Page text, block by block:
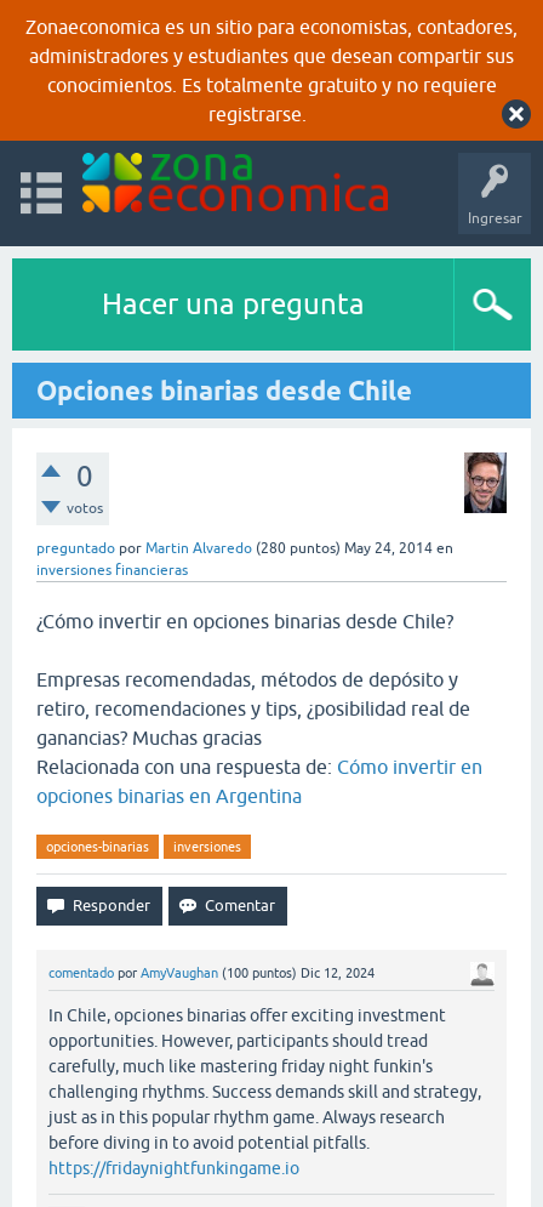
Zonaeconomica es un sitio para economistas, contadores,
administradores y estudiantes que desean compartir sus
conocimientos. Es totalmente gratuito y no requiere
registrarse.
Ingresar
Hacer una pregunta
Opciones binarias desde Chile
0
votos
preguntado por Martin Alvaredo (280 puntos) May 24, 2014 en
inversiones financieras
¿Cómo invertir en opciones binarias desde Chile?
Empresas recomendadas, métodos de depósito y
retiro, recomendaciones y tips, ¿posibilidad real de
ganancias? Muchas gracias
Relacionada con una respuesta de: Cómo invertir en
opciones binarias en Argentina
opciones-binarias inversiones
comentado por AmyVaughan (100 puntos) Dic 12, 2024
In Chile, opciones binarias offer exciting investment
opportunities. However, participants should tread
carefully, much like mastering friday night funkin's
challenging rhythms. Success demands skill and strategy,
just as in this popular rhythm game. Always research
before diving in to avoid potential pitfalls.
https://fridaynightfunkingame.io